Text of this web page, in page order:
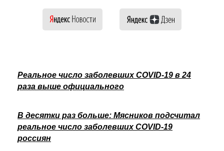
Реальное число заболевших COVID-19 в 24
раза выше официального
В десятки раз больше: Мясников подсчитал
реальное число заболевших COVID-19
россиян